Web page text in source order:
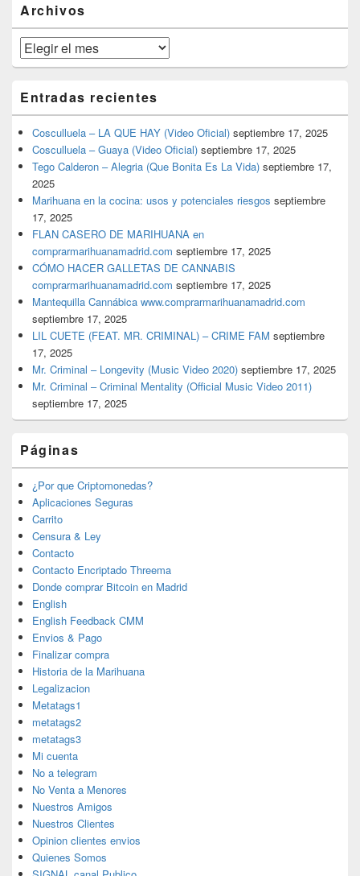
lateral
primaria
Archivos
Archivos
Entradas recientes
Cosculluela – LA QUE HAY (Video Oficial) septiembre 17, 2025
Cosculluela – Guaya (Video Oficial) septiembre 17, 2025
Tego Calderon – Alegria (Que Bonita Es La Vida) septiembre 17,
2025
Marihuana en la cocina: usos y potenciales riesgos septiembre
17, 2025
FLAN CASERO DE MARIHUANA en
comprarmarihuanamadrid.com septiembre 17, 2025
CÓMO HACER GALLETAS DE CANNABIS
comprarmarihuanamadrid.com septiembre 17, 2025
Mantequilla Cannábica www.comprarmarihuanamadrid.com
septiembre 17, 2025
LIL CUETE (FEAT. MR. CRIMINAL) – CRIME FAM septiembre
17, 2025
Mr. Criminal – Longevity (Music Video 2020) septiembre 17, 2025
Mr. Criminal – Criminal Mentality (Official Music Video 2011)
septiembre 17, 2025
Páginas
¿Por que Criptomonedas?
Aplicaciones Seguras
Carrito
Censura & Ley
Contacto
Contacto Encriptado Threema
Donde comprar Bitcoin en Madrid
English
English Feedback CMM
Envios & Pago
Finalizar compra
Historia de la Marihuana
Legalizacion
Metatags1
metatags2
metatags3
Mi cuenta
No a telegram
No Venta a Menores
Nuestros Amigos
Nuestros Clientes
Opinion clientes envios
Quienes Somos